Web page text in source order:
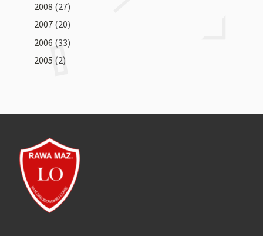
2008 (27)
2007 (20)
2006 (33)
2005 (2)